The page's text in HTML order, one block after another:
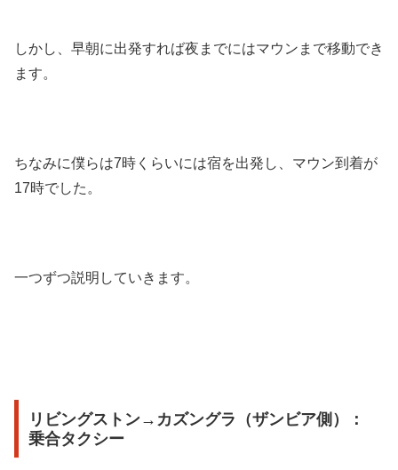
しかし、早朝に出発すれば夜までにはマウンまで移動でき
ます。
ちなみに僕らは7時くらいには宿を出発し、マウン到着が
17時でした。
一つずつ説明していきます。
リビングストン→カズングラ（ザンビア側）：
乗合タクシー